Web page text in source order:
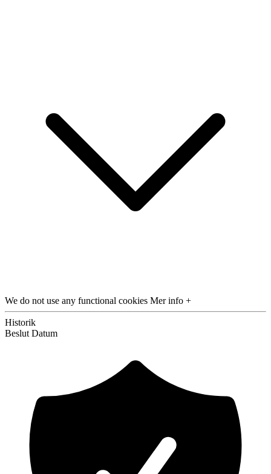
We do not use any functional cookies Mer info +
Historik
Beslut Datum